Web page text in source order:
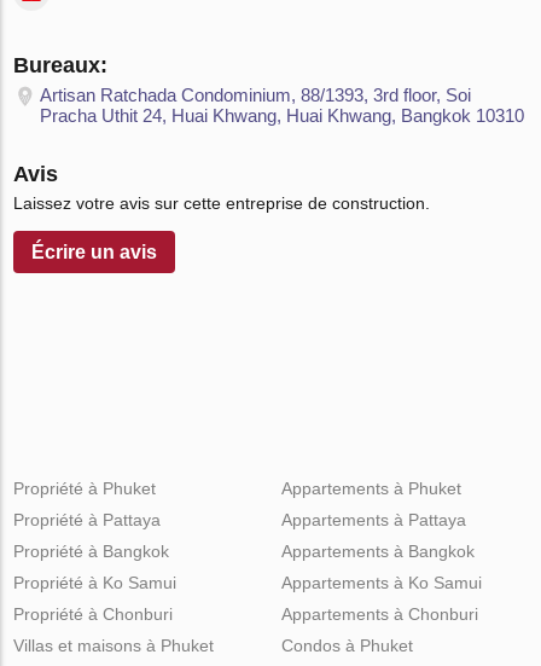
Bureaux:
Artisan Ratchada Condominium, 88/1393, 3rd floor, Soi
Pracha Uthit 24, Huai Khwang, Huai Khwang, Bangkok 10310
Avis
Laissez votre avis sur cette entreprise de construction.
Écrire un avis
Propriété à Phuket
Propriété à Pattaya
Propriété à Bangkok
Propriété à Ko Samui
Propriété à Chonburi
Appartements à Phuket
Appartements à Pattaya
Appartements à Bangkok
Appartements à Ko Samui
Appartements à Chonburi
Villas et maisons à Phuket
Condos à Phuket